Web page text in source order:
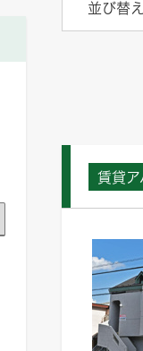
並び替え
賃貸ア